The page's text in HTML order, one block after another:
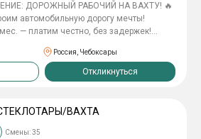
ДОРОЖНЫЙ РАБОЧИЙ НА ВАХТУ! 🔥
автомобильную дорогу мечты!
— платим честно, без задержек!
(ТК РФ — никаких
в хостеле (чистое и уютное); ✅
и ужин — сил хватит на всё); ✅
компенсация до 4 000 руб. ВАШИ
и щебня; • установка поребриков.
7/0, смена 11 часов.
Россия, Чебоксары
Откликнуться
ВАХТА
Смены:35